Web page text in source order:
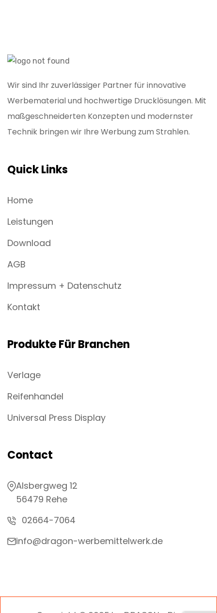
Wir sind Ihr zuverlässiger Partner für innovative
Werbematerial und hochwertige Drucklösungen. Mit
maßgeschneiderten Konzepten und modernster
Technik bringen wir Ihre Werbung zum Strahlen.
Quick Links
Home
Leistungen
Download
AGB
Impressum + Datenschutz
Kontakt
Produkte Für Branchen
Verlage
Reifenhandel
Universal Press Display
Contact
Alsbergweg 12
56479 Rehe
02664-7064
info@dragon-werbemittelwerk.de